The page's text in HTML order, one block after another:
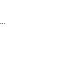
루이비통 남성 칼라리스 재킷 - Louis vuitton Mens Embellished C…